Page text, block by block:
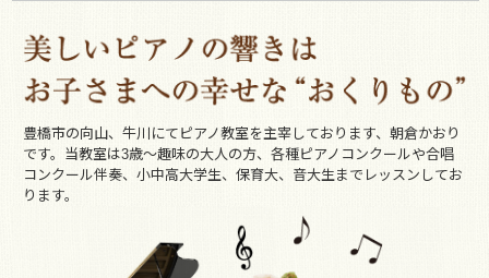
豊橋市の向山、牛川にてピアノ教室を主宰しております、朝倉かおり
です。当教室は3歳～趣味の大人の方、各種ピアノコンクールや合唱
コンクール伴奏、小中高大学生、保育大、音大生までレッスンしてお
ります。